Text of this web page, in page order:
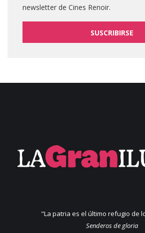
newsletter de Cines Renoir.
SUSCRIBIRSE
"La patria es el último refugio de
Senderos de gloria